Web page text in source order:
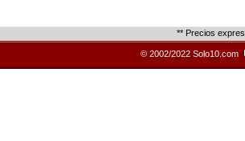
** Precios
© 2002/2022 Solo10.com